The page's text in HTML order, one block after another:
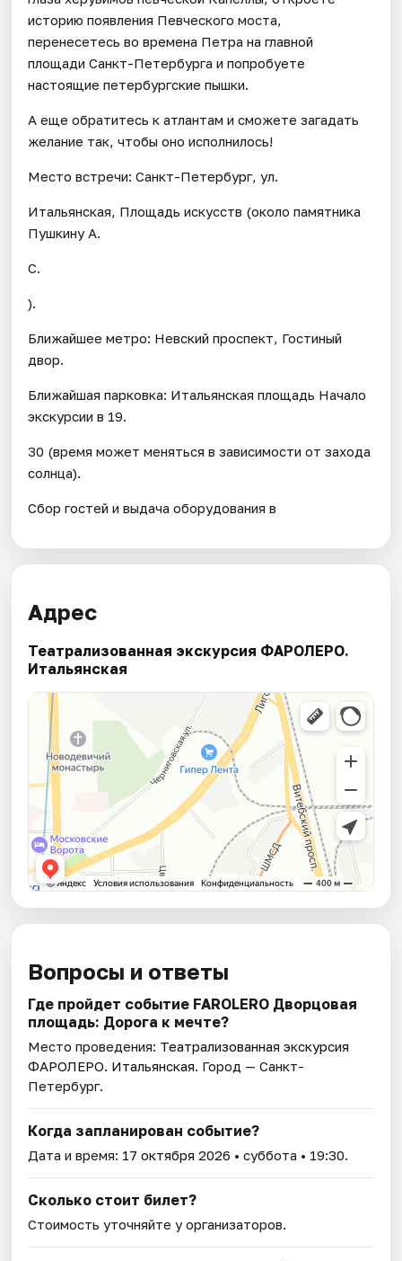
историю появления Певческого моста,
перенесетесь во времена Петра на главной
площади Санкт-Петербурга и попробуете
настоящие петербургские пышки.
А еще обратитесь к атлантам и сможете загадать
желание так, чтобы оно исполнилось!
Место встречи: Санкт-Петербург, ул.
Итальянская, Площадь искусств (около памятника
Пушкину А.
С.
).
Ближайшее метро: Невский проспект, Гостиный
двор.
Ближайшая парковка: Итальянская площадь Начало
экскурсии в 19.
30 (время может меняться в зависимости от захода
солнца).
Сбор гостей и выдача оборудования в
Адрес
Театрализованная экскурсия ФАРОЛЕРО.
Итальянская
Вопросы и ответы
Где пройдет событие FAROLERO Дворцовая
площадь: Дорога к мечте?
Место проведения: Театрализованная экскурсия
ФАРОЛЕРО. Итальянская. Город — Санкт-
Петербург.
Когда запланирован событие?
Дата и время: 17 октября 2026 • суббота • 19:30.
Сколько стоит билет?
Стоимость уточняйте у организаторов.